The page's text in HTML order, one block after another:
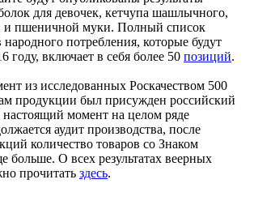
для девочек, кетчупа шашлычного,
и пшеничной муки. Полный список
народного потребления, которые будут
году, включает в себя более 50 позиций.
из исследованных Роскачеством 500
продукции был присужден российский
настоящий момент на целом ряде
аудит производства, после
количество товаров со Знаком
больше. О всех результатах веерных
прочитать здесь.